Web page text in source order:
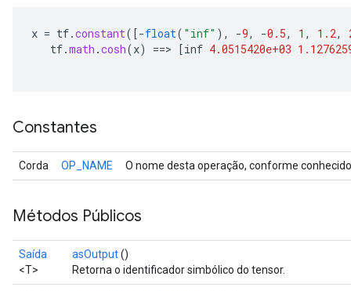
x = tf.constant( [-float( "inf" ), -9, -0.5, 1 , 1.2,
tf.math .cosh(x) ==> [inf 4.0515420e+03
Constantes
Corda OP_NAME O nome desta operação, conforme
Métodos Públicos
Saída
<T>
asOutput()
Retorna o identificador simbólico do tensor.